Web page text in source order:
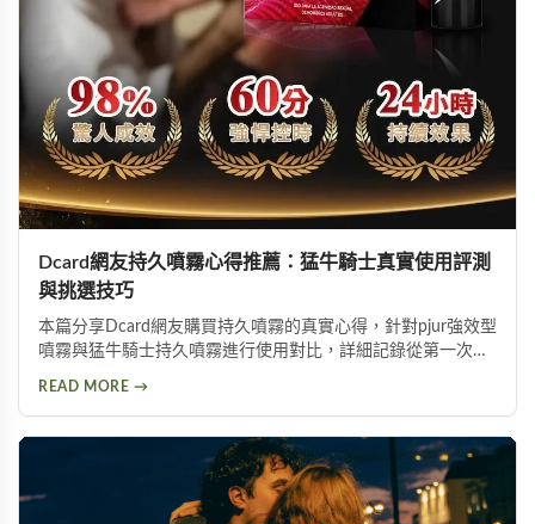
Dcard網友持久噴霧心得推薦：猛牛騎士真實使用評測
與挑選技巧
本篇分享Dcard網友購買持久噴霧的真實心得，針對pjur強效型
噴霧與猛牛騎士持久噴霧進行使用對比，詳細記錄從第一次使
朋友找到有效的解決方案。
READ MORE →